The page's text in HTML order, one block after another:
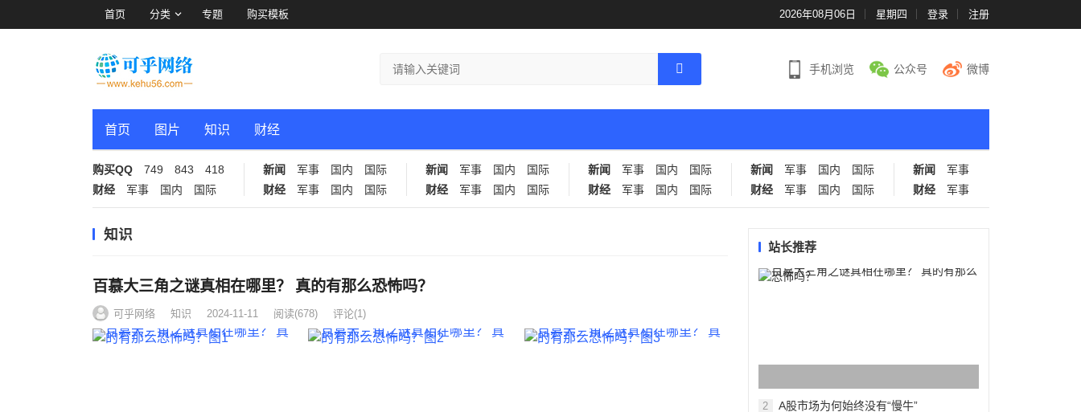
首页 分类 专题 购买模板 2026年08月06日 星期四 登录 注册
手机浏览 公众号 微博
首页 图片 知识 财经
购买QQ 749 843
418
财经
军事 国内 国际
新闻 军事 国内
国际
财经
军事 国内 国际
新闻 军事 国内
国际
财经
军事 国内 国际
新闻 军事 国内
国际
财经
军事 国内 国际
新闻 军事 国内
国际
财经
军事 国内 国际
新闻
军事
财经
军事
知识
百慕大三角之谜真相在哪里？ 真的有那么恐怖吗？
可乎网络 知识 2024-11-11 阅读(678) 评论(1)
站长推荐
2 A股市场为何始终没有“慢牛”